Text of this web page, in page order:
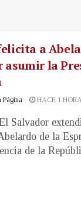
a
asumir la
Página HACE 1
Salvador
de la
de la